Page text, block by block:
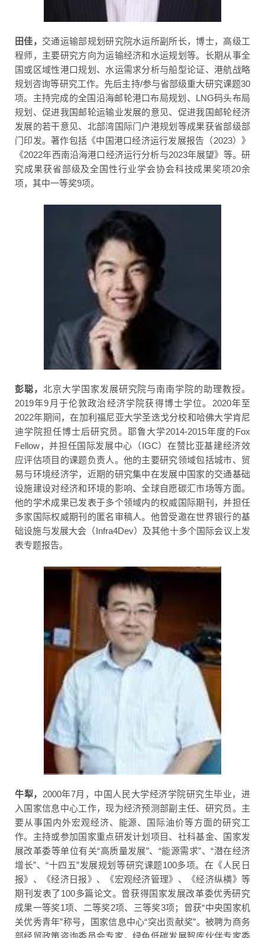
田佳， 交通运输部规划研究院水运所副所长，博士，高级工
程师，主要研究方向为运输经济和水运规划等。长期从事全
国或区域性港口规划、水运需求分析与船型论证、港航战略
规划咨询等研究工作。先后主持/参与省部级重大研究课题30
项。主持完成的全国沿海邮轮港口布局规划、LNG码头布局
规划、促进我国邮轮运输业发展的意见、促进我国邮轮经济
发展的若干意见、北部湾国际门户港规划等成果获省部级部
门印发。著作包括《中国港口经济运行发展报告（2023）》
《2022年西南沿海港口经济运行分析与2023年展望》等。研
究成果获省部级及全国性行业学会协会科技成果奖项20余
项，其中一等奖9项。
彭聪， 北京大学国家发展研究院与南南学院的助理教授。
2019年9月于伦敦政治经济学院获得博士学位。2020年至
2022年期间，在加利福尼亚大学圣迭戈分校和哈佛大学肯尼
迪学院担任博士后研究员。耶鲁大学2014-2015年度的Fox
Fellow，并担任国际发展中心（IGC）在赞比亚基建经济效
应评估项目的课题负责人。他的主要研究领域包括城市、贸
易与环境经济学，近期的研究集中在发展中国家的交通基础
设施建设对经济和环境的影响、全球自愿碳汇市场等方面。
他的学术成果已发表于多个领域内的权威国际期刊，并担任
多家国际权威期刊的匿名审稿人。他曾受邀在世界银行的基
础设施与发展大会（Infra4Dev）及其他十多个国际会议上发
表专题报告。
牛犁， 2000年7月，中国人民大学经济学院研究生毕业，进
入国家信息中心工作，现为经济预测部副主任、研究员。主
要从事国内外宏观经济、能源、国际油价等方面的研究工
作。主持或参加国家重点研发计划项目、社科基金、国家发
展改革委等单位有关“高质量发展”、“能源需求”、“潜在经济
增长”、“十四五”发展规划等研究课题100多项。在《人民日
报》、《经济日报》、《宏观经济管理》、《经济纵横》等
期刊发表了100多篇论文。曾获得国家发展改革委优秀研究
成果一等奖1项、二等奖2项、三等奖3项；曾获“中央国家机
关优秀青年”称号，国家信息中心“突出贡献奖”。被聘为商务
部经贸政策咨询委员会专家，绿色低碳发展智库伙伴专家委